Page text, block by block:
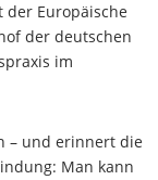
der Europäische
der deutschen
im
– und erinnert die
Man kann